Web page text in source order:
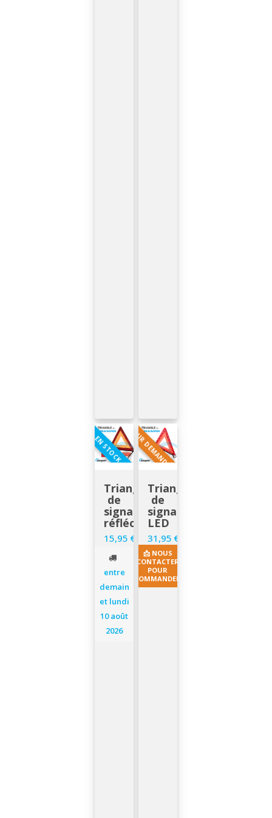
EN STOCK
Triangle
de
signalisation
réfléchissant
Prix
15,95 €
entre
demain
et lundi
10 août
2026
SUR DEMANDE
Triangle
de
signalisation
LED
Prix
31,95 €
📩 NOUS
CONTACTER
POUR
COMMANDER